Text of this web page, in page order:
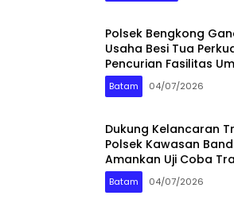
Polsek Bengkong
Usaha Besi Tua
Pencurian Fasilitas
Batam 04/07/2026
Dukung Kelancaran
Polsek Kawasan
Amankan Uji Coba
Batam
Batam 04/07/2026